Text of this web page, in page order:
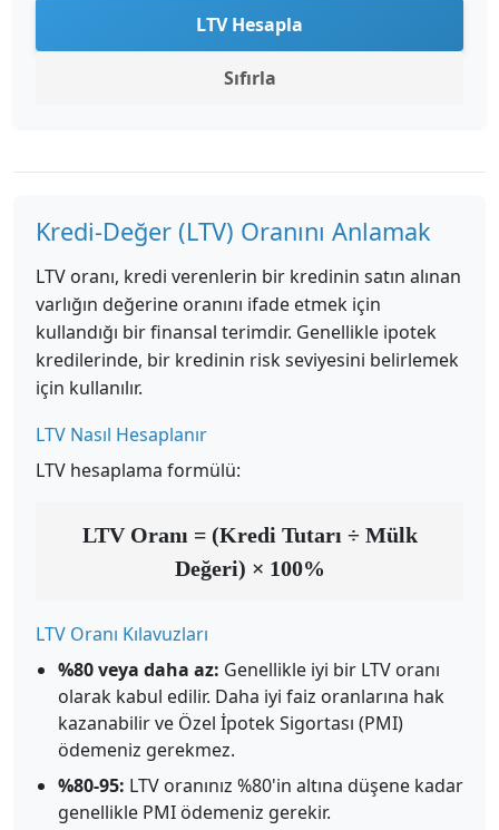
LTV Hesapla
Sıfırla
Kredi-Değer (LTV) Oranını Anlamak
LTV oranı, kredi verenlerin bir kredinin satın alınan
varlığın değerine oranını ifade etmek için
kullandığı bir finansal terimdir. Genellikle ipotek
kredilerinde, bir kredinin risk seviyesini belirlemek
için kullanılır.
LTV Nasıl Hesaplanır
LTV hesaplama formülü:
LTV Oranı = (Kredi Tutarı ÷ Mülk
Değeri) × 100%
LTV Oranı Kılavuzları
%80 veya daha az: Genellikle iyi bir LTV oranı
olarak kabul edilir. Daha iyi faiz oranlarına hak
kazanabilir ve Özel İpotek Sigortası (PMI)
ödemeniz gerekmez.
%80-95: LTV oranınız %80'in altına düşene kadar
genellikle PMI ödemeniz gerekir.